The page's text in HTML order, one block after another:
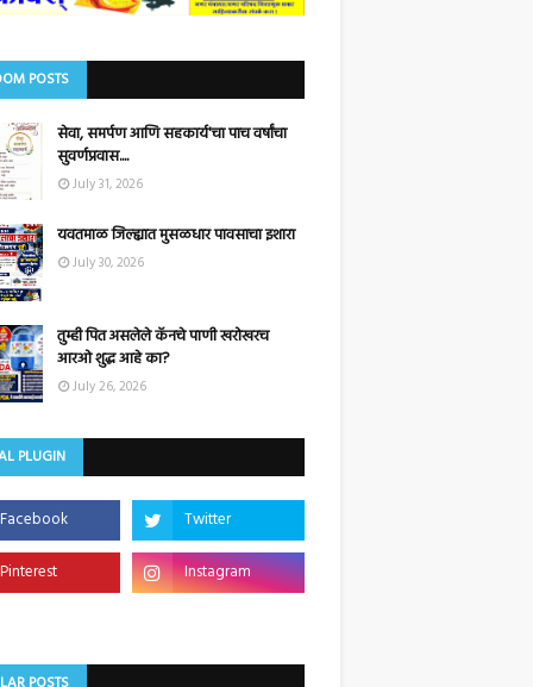
POSTS
सेवा, समर्पण आणि सहकार्य'चा पाच वर्षांचा
सुवर्णप्रवास....
July 31, 2026
यवतमाळ जिल्ह्यात मुसळधार पावसाचा इशारा
July 30, 2026
तुम्ही पित असलेले कॅनचे पाणी खरोखरच
आरओ शुद्ध आहे का?
July 26, 2026
PLUGIN